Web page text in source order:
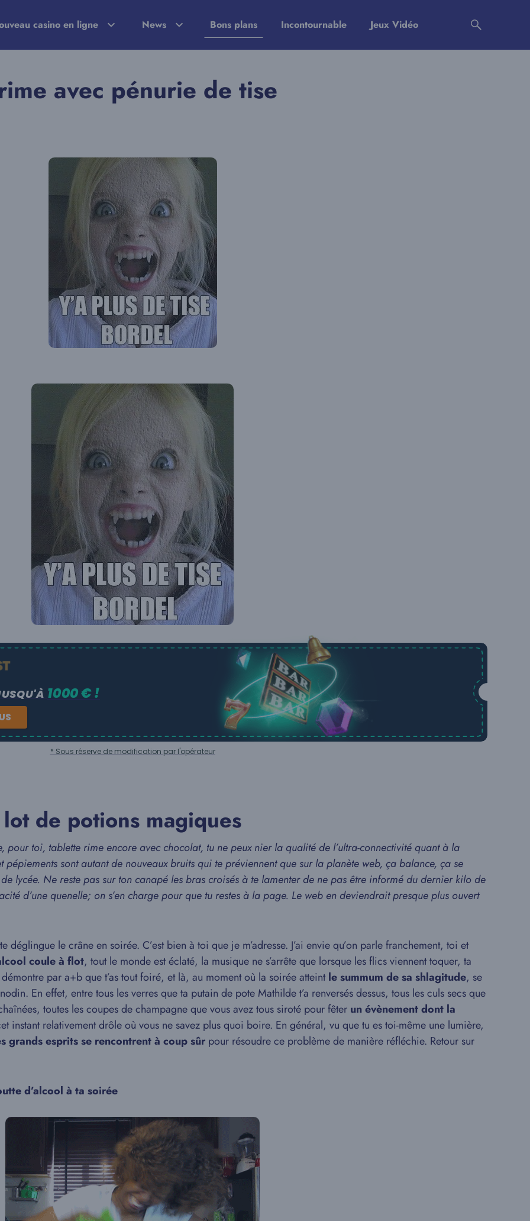
casino en ligne News Bons plans Incontournable Jeux Vidéo
avec pénurie de tise
1000 € !
* Sous réserve de modification par l'opérateur
de potions magiques
pour toi, tablette rime encore avec chocolat, tu ne peux nier la qualité de l’ultra-connectivité quant à la
sont autant de nouveaux bruits qui te préviennent que sur la planète web, ça balance, ça se
lycée. Ne reste pas sur ton canapé les bras croisés à te lamenter de ne pas être informé du dernier kilo de
d’une quenelle; on s’en charge pour que tu restes à la page. Le web en deviendrait presque plus ouvert
déglingue le crâne en soirée. C’est bien à toi que je m’adresse. J’ai envie qu’on parle franchement, toi et
coule à flot, tout le monde est éclaté, la musique ne s’arrête que lorsque les flics viennent toquer, ta
par a+b que t’as tout foiré, et là, au moment où la soirée atteintle summum de sa shlagitude, se
En effet, entre tous les verres que ta putain de pote Mathilde t’a renversés dessus, tous les culs secs que
toutes les coupes de champagne que vous avez tous siroté pour fêter un évènement dont la
instant relativement drôle où vous ne savez plus quoi boire. En général, vu que tu es toi-même une lumière,
grands esprits se rencontrent à coup sûr pour résoudre ce problème de manière réfléchie. Retour sur
d’alcool à ta soirée